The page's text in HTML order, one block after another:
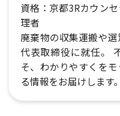
資格：京都3Rカウン
理者
廃棄物の収集運搬や
代表取締役に就任。
そ、わかりやすくを
る情報をお届けします。